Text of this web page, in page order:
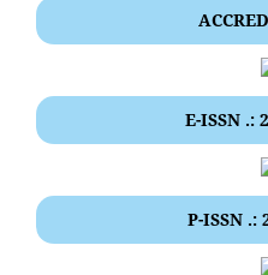
E-ISSN .:
P-ISSN .: